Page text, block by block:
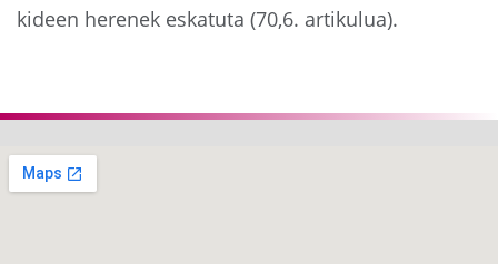
kideen herenek eskatuta (70,6. artikulua).